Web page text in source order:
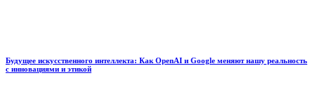
Будущее искусственного интеллекта: Как OpenAI и Google меняют нашу реальность
с инновациями и этикой